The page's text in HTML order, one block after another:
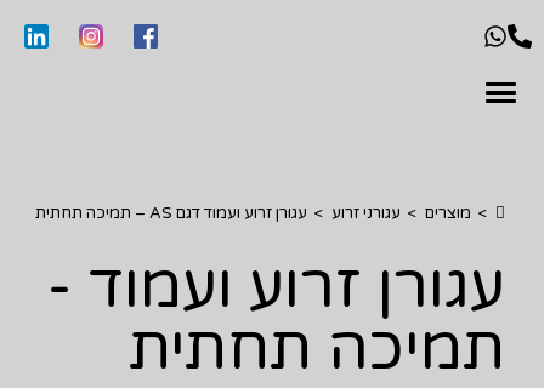
> מוצרים > עגורני זרוע > עגורן זרוע ועמוד דגם AS – תמיכה תחתית
עגורן זרוע ועמוד -
תמיכה תחתית